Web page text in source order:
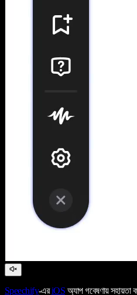
Speechify-এরiOS অ্যাপ গবেষণায় সহায়তা